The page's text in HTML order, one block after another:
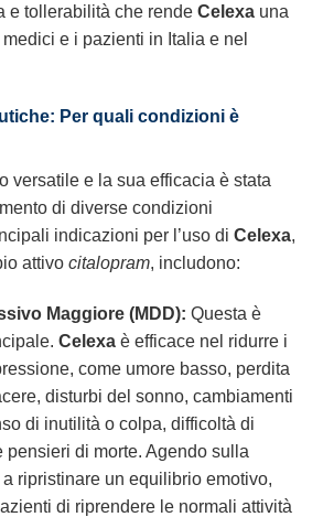
e tollerabilità che rende Celexa una
e i pazienti in Italia e nel
Per quali condizioni è
versatile e la sua efficacia è stata
di diverse condizioni
indicazioni per l’uso di Celexa,
attivo citalopram, includono:
Maggiore (MDD): Questa è
Celexaè efficace nel ridurre i
come umore basso, perdita
disturbi del sonno, cambiamenti
di inutilità o colpa, difficoltà di
pensieri di morte. Agendo sulla
ripristinare un equilibrio emotivo,
di riprendere le normali attività